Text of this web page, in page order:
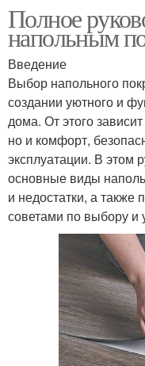
Полное
напольным
Введение
Выбор напольного
создании уютного и
дома. От этого
но и комфорт,
эксплуатации. В этом
основные виды
и недостатки, а также
советами по выбору и